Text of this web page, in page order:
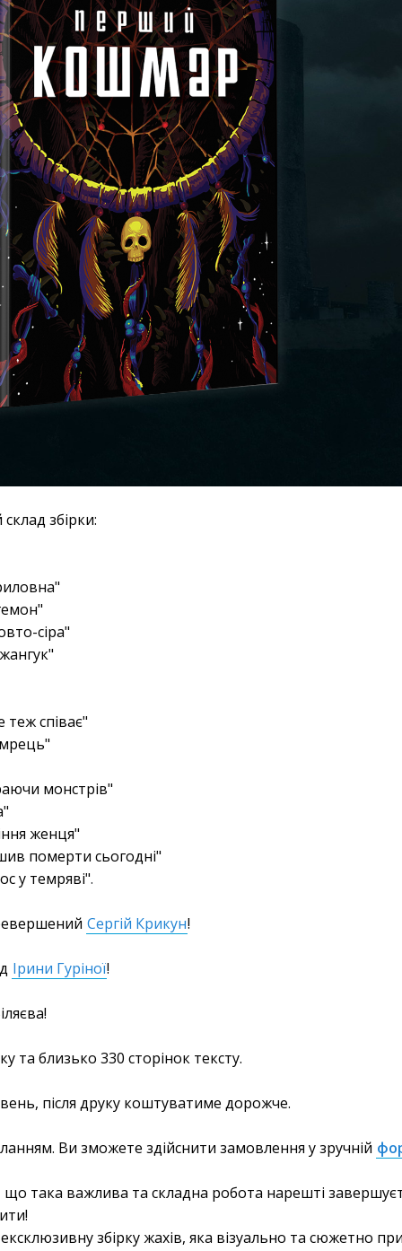
збірки:
сіра"
співає"
монстрів"
женця"
померти сьогодні"
у темряві".
Сергій Крикун!
Ірини Гуріної!
та близько 330 сторінок тексту.
після друку коштуватиме дорожче.
Ви зможете здійснити замовлення у зручній
така важлива та складна робота нарешті
збірку жахів, яка візуально та сюжетно